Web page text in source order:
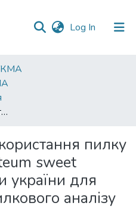
Log In (current)
Деякі аспекти використання пилку Rhododendron luteum sweet (ericacaeae) флори україни для цілей спорово-пилкового аналізу
пилку
sweet
україни для
аналізу